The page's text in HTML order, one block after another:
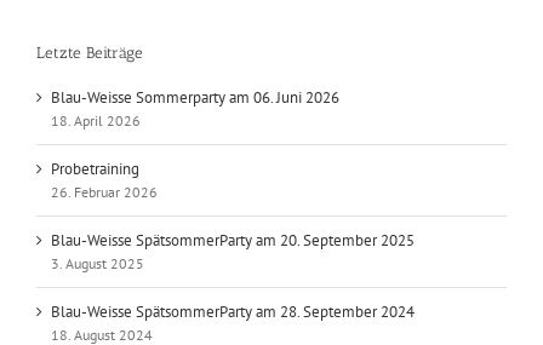
Letzte Beiträge
Blau-Weisse Sommerparty am 06. Juni 2026
18. April 2026
Probetraining
26. Februar 2026
Blau-Weisse SpätsommerParty am 20. September 2025
3. August 2025
Blau-Weisse SpätsommerParty am 28. September 2024
18. August 2024